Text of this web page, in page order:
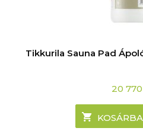
Tikkurila Sauna Pad
20 770